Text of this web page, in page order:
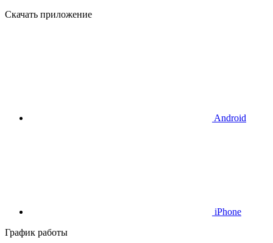
Скачать приложение
Android
iPhone
График работы